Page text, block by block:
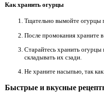
Как хранить огурцы
Тщательно вымойте огурцы
После промокания храните
Старайтесь хранить
складывать их сзади.
Не храните насыпью, так
Быстрые и вкусные